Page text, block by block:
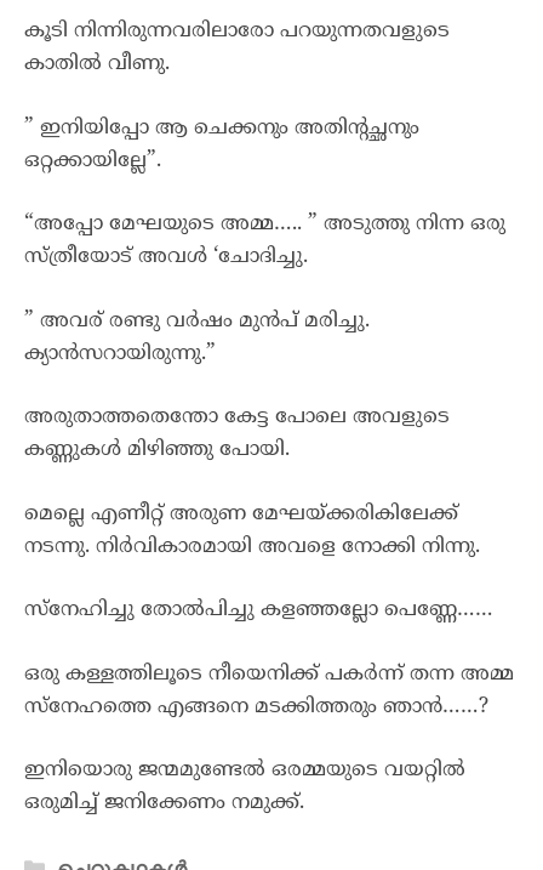
കൂടി നിന്നിരുന്നവരിലാരോ പറയുന്നതവളുടെ
കാതിൽ വീണു.
” ഇനിയിപ്പോ ആ ചെക്കനും അതിൻ്റച്ഛനും
ഒറ്റക്കായില്ലേ”.
“അപ്പോ മേഘയുടെ അമ്മ….. ” അടുത്തു നിന്ന ഒരു
സ്ത്രീയോട് അവൾ ‘ചോദിച്ചു.
” അവര് രണ്ടു വർഷം മുൻപ് മരിച്ചു.
ക്യാൻസറായിരുന്നു.”
അരുതാത്തതെന്തോ കേട്ട പോലെ അവളുടെ
കണ്ണുകൾ മിഴിഞ്ഞു പോയി.
മെല്ലെ എണീറ്റ് അരുണ മേഘയ്ക്കരികിലേക്ക്
നടന്നു. നിർവികാരമായി അവളെ നോക്കി നിന്നു.
സ്നേഹിച്ചു തോൽപിച്ചു കളഞ്ഞല്ലോ പെണ്ണേ……
ഒരു കള്ളത്തിലൂടെ നീയെനിക്ക് പകർന്ന് തന്ന അമ്മ
സ്നേഹത്തെ എങ്ങനെ മടക്കിത്തരും ഞാൻ……?
ഇനിയൊരു ജന്മമുണ്ടേൽ ഒരമ്മയുടെ വയറ്റിൽ
ഒരുമിച്ച് ജനിക്കേണം നമുക്ക്.